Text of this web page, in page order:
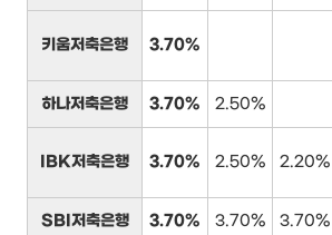
키움저축은행 3.70%
하나저축은행 3.70% 2.50%
IBK저축은행 3.70% 2.50% 2.20%
SBI저축은행 3.70% 3.70% 3.70%